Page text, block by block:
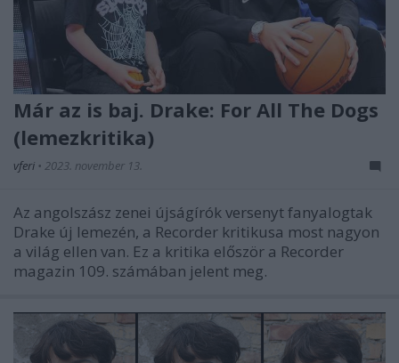
Már az is baj. Drake: For All The Dogs
(lemezkritika)
vferi • 2023. november 13.
Az angolszász zenei újságírók versenyt fanyalogtak
Drake új lemezén, a Recorder kritikusa most nagyon
a világ ellen van. Ez a kritika először a Recorder
magazin 109. számában jelent meg.